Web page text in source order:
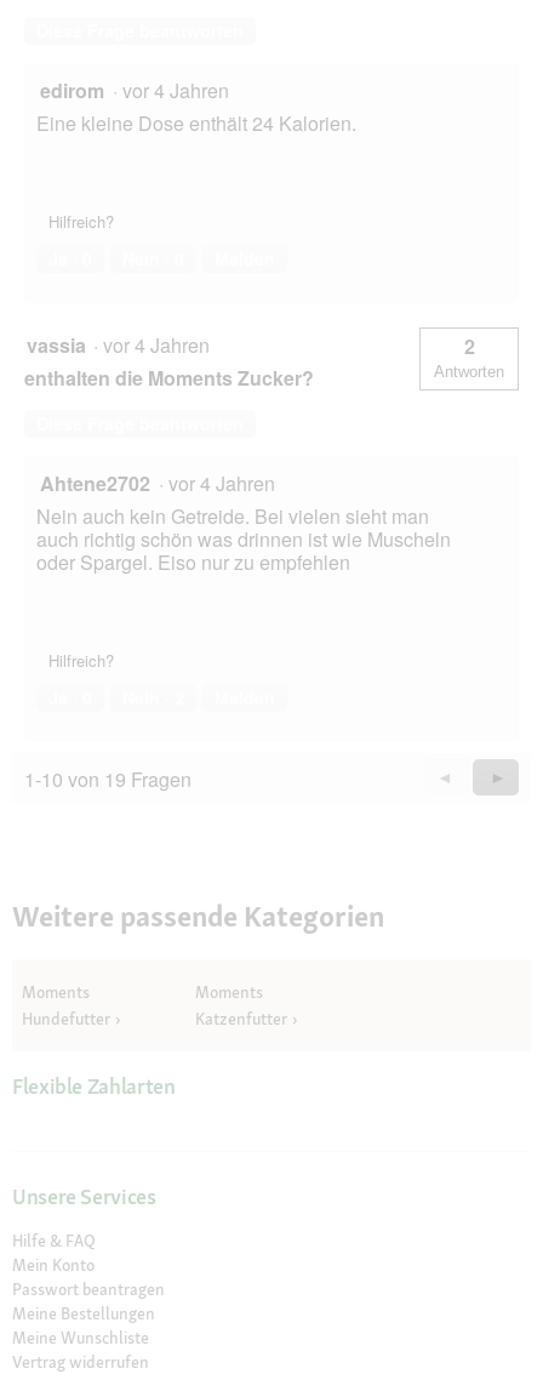
edirom · vor 4 Jahren
Eine kleine Dose enthält 24 Kalorien.
Hilfreich?
vassia · vor 4 Jahren
enthalten die Moments Zucker?
2
Antworten
Ahtene2702 · vor 4 Jahren
Nein auch kein Getreide. Bei vielen sieht man
auch richtig schön was drinnen ist wie Muscheln
oder Spargel. Eiso nur zu empfehlen
Hilfreich?
1-10 von 19 Fragen
Zurück
Questions
◄
Weiter
►
Weitere passende Kategorien
Moments
Hundefutter
Moments
Katzenfutter
Flexible Zahlarten
Unsere Services
Hilfe & FAQ
Mein Konto
Passwort beantragen
Meine Bestellungen
Meine Wunschliste
Vertrag widerrufen